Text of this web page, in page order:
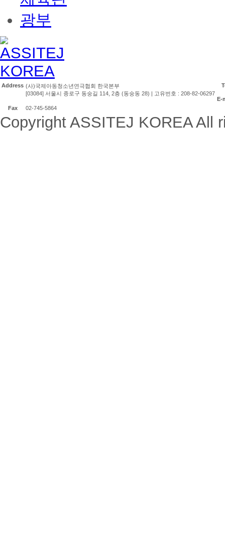
Address (사)국제아동청소년연극협회 한국본부
[03084] 서울시 종로구 동숭길 114, 2층 (동숭동 28) | 고유번호 : 208-82-06297
E-
Fax
02-745-5864
Copyright ASSITEJ KOREA All